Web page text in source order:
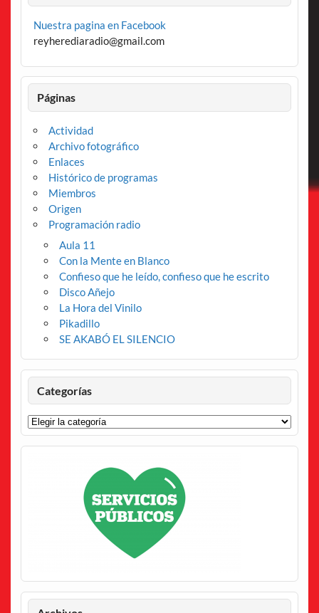
Nuestra pagina en Facebook
reyherediaradio@gmail.com
Páginas
Actividad
Archivo fotográfico
Enlaces
Histórico de programas
Miembros
Origen
Programación radio
Aula 11
Con la Mente en Blanco
Confieso que he leído, confieso que he escrito
Disco Añejo
La Hora del Vinilo
Pikadillo
SE AKABÓ EL SILENCIO
Categorías
Categorías